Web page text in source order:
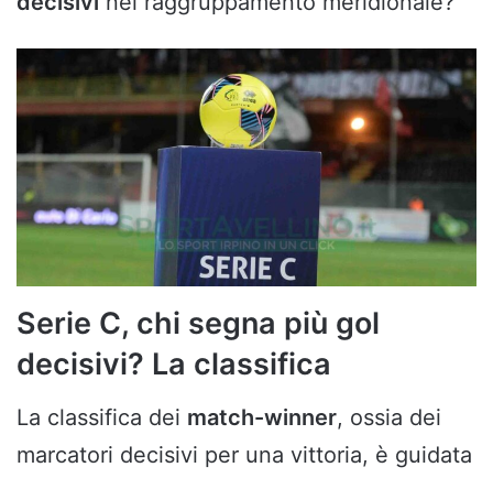
Serie C, chi segna più gol
decisivi? La classifica
La classifica dei match-winner, ossia dei
marcatori decisivi per una vittoria, è guidata